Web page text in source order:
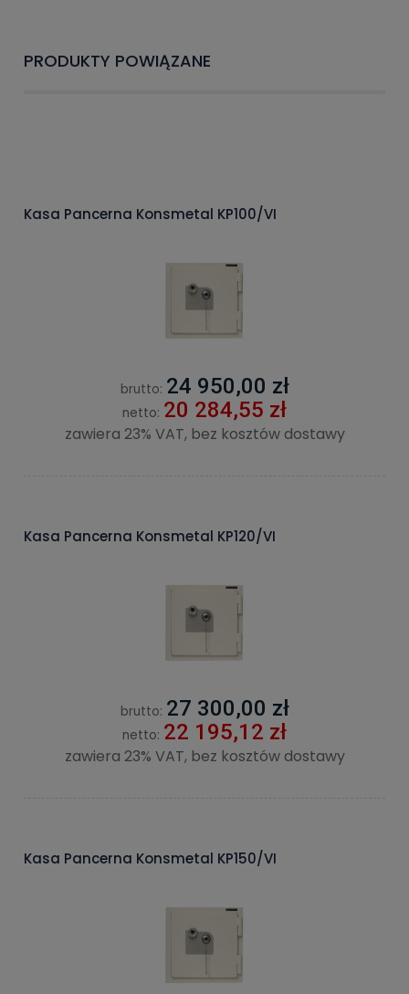
PRODUKTY POWIĄZANE
Kasa Pancerna Konsmetal KP100/VI
brutto: 24 950,00 zł
netto: 20 284,55 zł
zawiera 23% VAT, bez kosztów dostawy
Kasa Pancerna Konsmetal KP120/VI
brutto: 27 300,00 zł
netto: 22 195,12 zł
zawiera 23% VAT, bez kosztów dostawy
Kasa Pancerna Konsmetal KP150/VI